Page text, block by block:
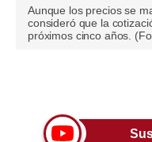
Blogs
Viajes
Aunque los precios se
consideró que la
próximos cinco años.